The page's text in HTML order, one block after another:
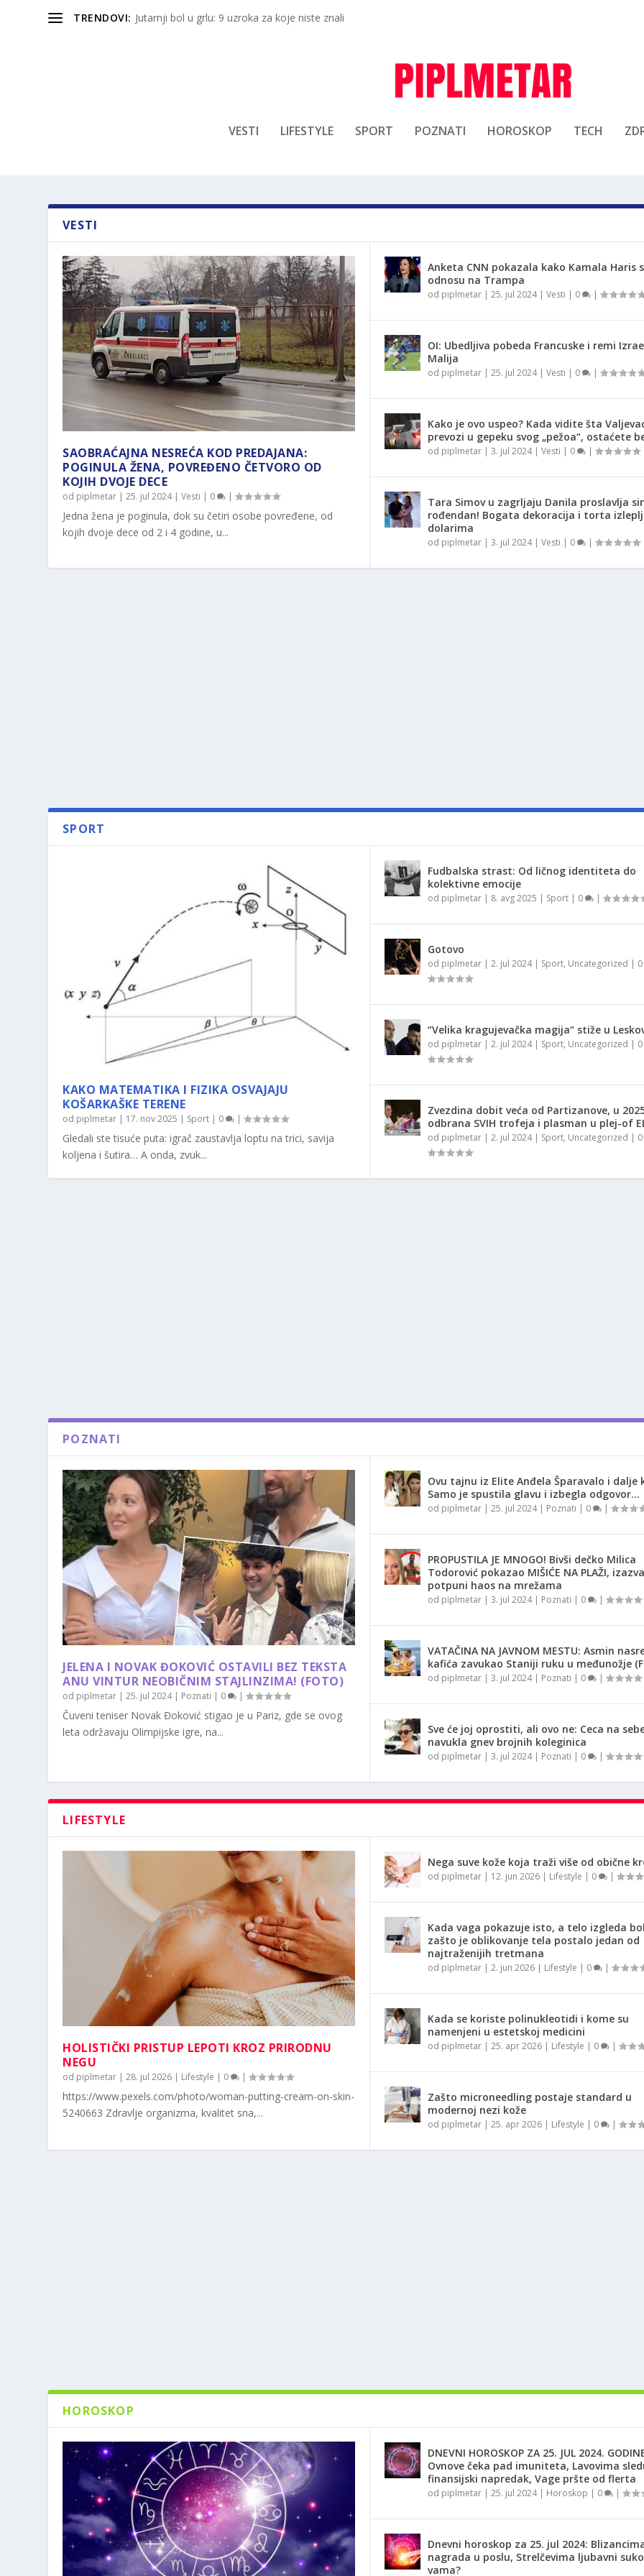
TRENDOVI: Jutarnji bol u grlu: 9 uzroka za koje niste znali
VESTI LIFESTYLE SPORT POZNATI HOROSKOP TECH
VESTI
SAOBRAĆAJNA NESREĆA KOD PREDAJANA:
POGINULA ŽENA, POVREĐENO ČETVORO OD
KOJIH DVOJE DECE
od piplmetar |25. jul 2024|Vesti | 0 |
Jedna žena je poginula, dok su četiri osobe povređene, od
kojih dvoje dece od 2 i 4 godine, u...
Anketa CNN pokazala kako Kamala Haris
odnosu na Trampa
od piplmetar| 25. jul 2024| Vesti | 0 |
OI: Ubedljiva pobeda Francuske i remi
Malija
od piplmetar| 25. jul 2024| Vesti | 0 |
Kako je ovo uspeo? Kada vidite šta
prevozi u gepeku svog „pežoa“, ostaćete
od piplmetar| 3. jul 2024| Vesti | 0 |
Tara Simov u zagrljaju Danila proslavlja
rođendan! Bogata dekoracija i torta
dolarima
od piplmetar| 3. jul 2024| Vesti | 0 |
SPORT
KAKO MATEMATIKA I FIZIKA OSVAJAJU
KOŠARKAŠKE TERENE
od piplmetar | 17. nov 2025 | Sport | 0 |
Gledali ste tisuće puta: igrač zaustavlja loptu na trici, savija
koljena i šutira… A onda, zvuk...
Fudbalska strast: Od ličnog identiteta do
kolektivne emocije
od piplmetar| 8. avg 2025 | Sport| 0 |
Gotovo
od piplmetar| 2. jul 2024| Sport, Uncategorized | 0
“Velika kragujevačka magija“ stiže u
od piplmetar| 2. jul 2024| Sport, Uncategorized | 0
Zvezdina dobit veća od Partizanove, u
odbrana SVIH trofeja i plasman u plej-of
od piplmetar| 2. jul 2024| Sport, Uncategorized | 0
POZNATI
JELENA I NOVAK ĐOKOVIĆ OSTAVILI BEZ TEKSTA
ANU VINTUR NEOBIČNIM STAJLINZIMA! (FOTO)
od piplmetar |25. jul 2024| Poznati | 0 |
Čuveni teniser Novak Đoković stigao je u Pariz, gde se ovog
leta održavaju Olimpijske igre, na...
Ovu tajnu iz Elite Anđela Šparavalo i dalje
Samo je spustila glavu i izbegla odgovor…
od piplmetar| 25. jul 2024| Poznati | 0 |
PROPUSTILA JE MNOGO! Bivši dečko Milica
Todorović pokazao MIŠIĆE NA PLAŽI,
potpuni haos na mrežama
od piplmetar| 3. jul 2024| Poznati | 0 |
VATAČINA NA JAVNOM MESTU: Asmin
kafića zavukao Staniji ruku u međunožje
od piplmetar| 3. jul 2024| Poznati | 0 |
Sve će joj oprostiti, ali ovo ne: Ceca na
navukla gnev brojnih koleginica
od piplmetar| 3. jul 2024| Poznati | 0 |
LIFESTYLE
HOLISTIČKI PRISTUP LEPOTI KROZ PRIRODNU
NEGU
od piplmetar |28. jul 2026 | Lifestyle | 0 |
https://www.pexels.com/photo/woman-putting-cream-on-skin-
5240663 Zdravlje organizma, kvalitet sna,...
Nega suve kože koja traži više od obične
od piplmetar| 12. jun 2026| Lifestyle | 0 |
Kada vaga pokazuje isto, a telo izgleda
zašto je oblikovanje tela postalo jedan od
najtraženijih tretmana
od piplmetar| 2. jun 2026| Lifestyle | 0 |
Kada se koriste polinukleotidi i kome su
namenjeni u estetskoj medicini
od piplmetar| 25. apr 2026| Lifestyle | 0 |
Zašto microneedling postaje standard u
modernoj nezi kože
od piplmetar| 25. apr 2026| Lifestyle | 0 |
HOROSKOP
DNEVNI HOROSKOP ZA 25. JUL 2024.
Ovnove čeka pad imuniteta, Lavovima
finansijski napredak, Vage pršte od flerta
od piplmetar| 25. jul 2024| Horoskop | 0 |
Dnevni horoskop za 25. jul 2024:
nagrada u poslu, Strelčevima ljubavni
vama?